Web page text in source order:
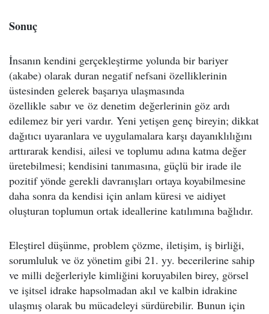
Sonuç
İnsanın kendini gerçekleştirme yolunda bir bariyer
(akabe) olarak duran negatif nefsani özelliklerinin
üstesinden gelerek başarıya ulaşmasında
özellikle sabır ve öz denetim değerlerinin göz ardı
edilemez bir yeri vardır. Yeni yetişen genç bireyin; dikkat
dağıtıcı uyaranlara ve uygulamalara karşı dayanıklılığını
arttırarak kendisi, ailesi ve toplumu adına katma değer
üretebilmesi; kendisini tanımasına, güçlü bir irade ile
pozitif yönde gerekli davranışları ortaya koyabilmesine
daha sonra da kendisi için anlam küresi ve aidiyet
oluşturan toplumun ortak ideallerine katılımına bağlıdır.
Eleştirel düşünme, problem çözme, iletişim, iş birliği,
sorumluluk ve öz yönetim gibi 21. yy. becerilerine sahip
ve milli değerleriyle kimliğini koruyabilen birey, görsel
ve işitsel idrake hapsolmadan akıl ve kalbin idrakine
ulaşmış olarak bu mücadeleyi sürdürebilir. Bunun için